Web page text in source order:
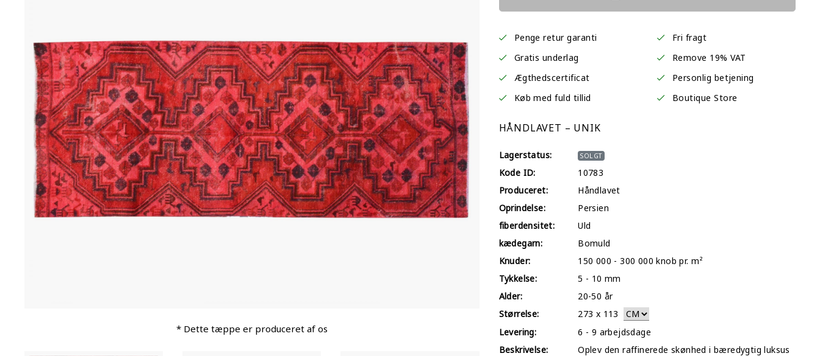
* Dette tæppe er produceret af os
Penge retur garanti
Fri fragt
Gratis underlag
Remove 19% VAT
Ægthedscertificat
Personlig betjening
Køb med fuld tillid
Boutique Store
HÅNDLAVET – UNIK
Lagerstatus: SOLGT
Kode ID:
10783
Produceret:
Håndlavet
Oprindelse:
Persien
fiberdensitet:
Uld
kædegarn:
Bomuld
Knuder:
150 000 - 300 000 knob pr. m²
Tykkelse:
5 - 10 mm
Alder:
20-50 år
Størrelse:
273 x 113
Levering:
6 - 9 arbejdsdage
Beskrivelse:
Oplev den raffinerede skønhed i bæredygtig luksus